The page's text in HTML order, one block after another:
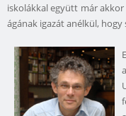
iskolákkal együtt már
ágának igazát anélkül,